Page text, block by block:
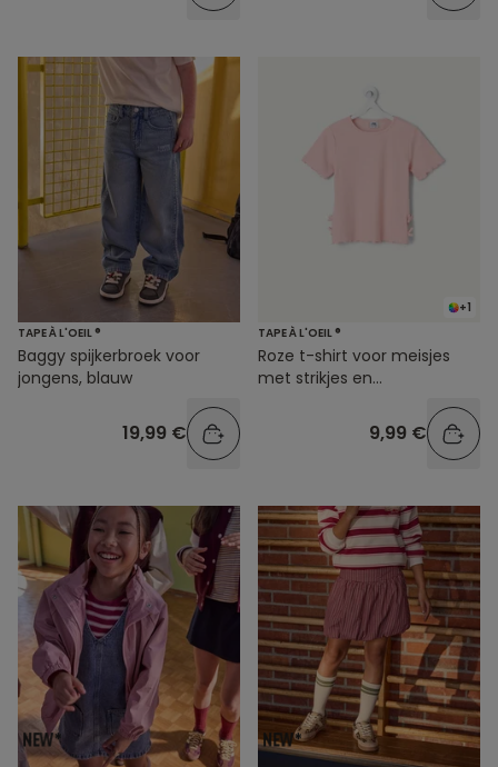
TAPE À L'OEIL ®
Baggy spijkerbroek voor
jongens, blauw
19,99 €
+1
TAPE À L'OEIL ®
Roze t-shirt voor meisjes
met strikjes en
9,99 €